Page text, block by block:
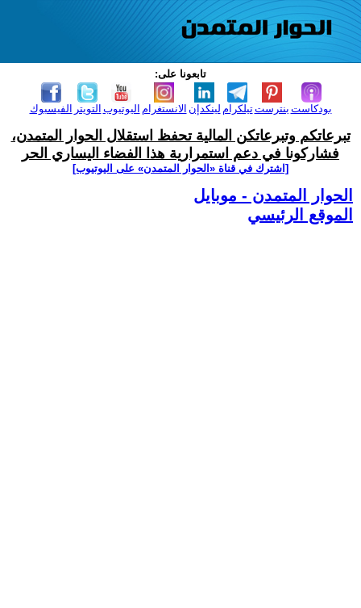
تابعونا على:
الفيسبوك التويتر اليوتيوب الانستغرام لينكدإن تيلكرامبنترست بودكاست
تبرعاتكم وتبرعاتكن المالية تحفظ استقلال الحوار المتمدن،
فشاركونا في دعم استمرارية هذا الفضاء اليساري الحر
[اشترك في قناة ‫«الحوار المتمدن» على اليوتيوب]
الحوار المتمدن - موبايل
الموقع الرئيسي